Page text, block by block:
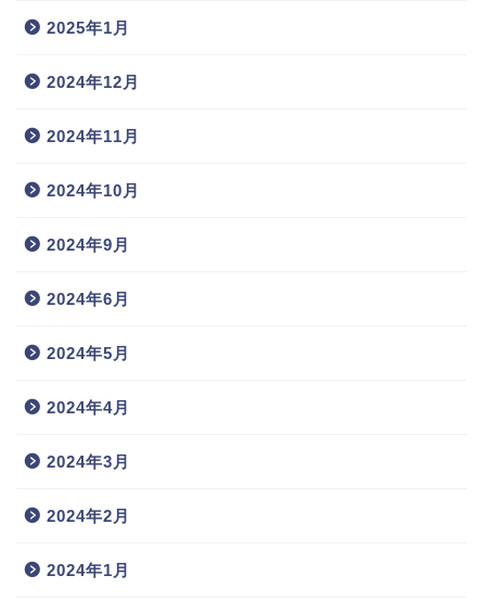
2025年1月
2024年12月
2024年11月
2024年10月
2024年9月
2024年6月
2024年5月
2024年4月
2024年3月
2024年2月
2024年1月